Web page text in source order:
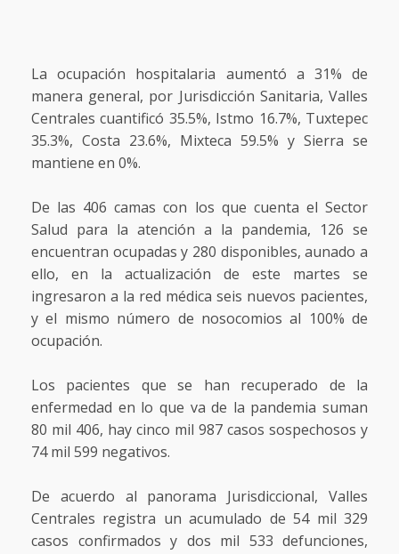
La ocupación hospitalaria aumentó a 31% de
manera general, por Jurisdicción Sanitaria, Valles
Centrales cuantificó 35.5%, Istmo 16.7%, Tuxtepec
35.3%, Costa 23.6%, Mixteca 59.5% y Sierra se
mantiene en 0%.
De las 406 camas con los que cuenta el Sector
Salud para la atención a la pandemia, 126 se
encuentran ocupadas y 280 disponibles, aunado a
ello, en la actualización de este martes se
ingresaron a la red médica seis nuevos pacientes,
y el mismo número de nosocomios al 100% de
ocupación.
Los pacientes que se han recuperado de la
enfermedad en lo que va de la pandemia suman
80 mil 406, hay cinco mil 987 casos sospechosos y
74 mil 599 negativos.
De acuerdo al panorama Jurisdiccional, Valles
Centrales registra un acumulado de 54 mil 329
casos confirmados y dos mil 533 defunciones,